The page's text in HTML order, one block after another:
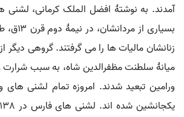
آمدند. به نوشتۀ افضل الملک کرمانی،
بسیاری
زنانشان مالیات ها را می گرفتند. گروهی
میانۀ سلطنت مظفرالدین شاه، به سبب شرارت
ورامین تبعید شدند. امروزه تمام لشنی